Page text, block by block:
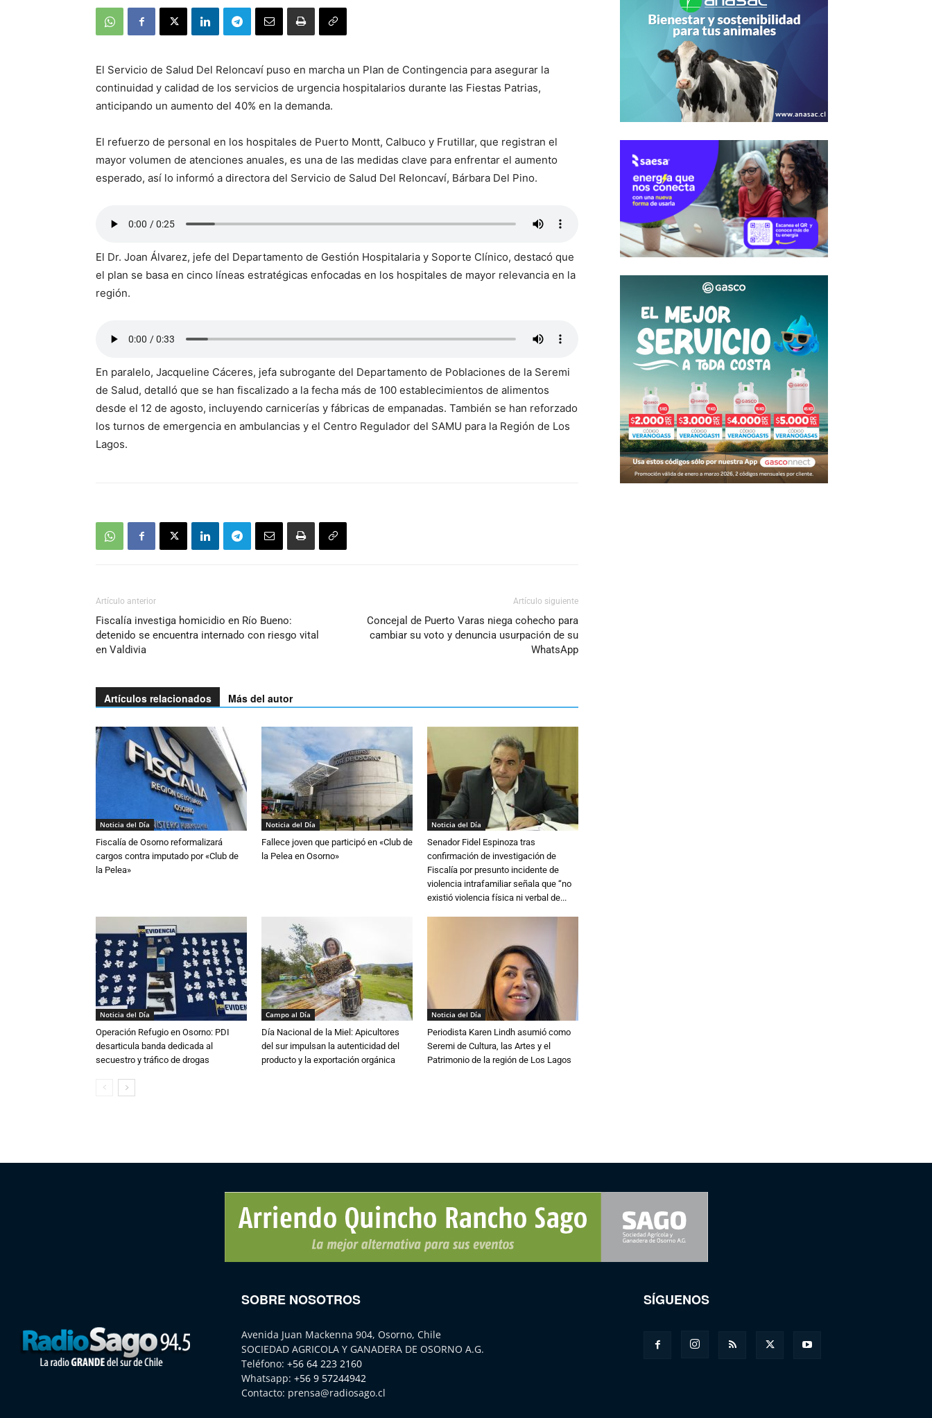
El Servicio de Salud Del Reloncaví puso en marcha un Plan de Contingencia para asegurar la
continuidad y calidad de los servicios de urgencia hospitalarios durante las Fiestas Patrias,
anticipando un aumento del 40% en la demanda.
El refuerzo de personal en los hospitales de Puerto Montt, Calbuco y Frutillar, que registran el
mayor volumen de atenciones anuales, es una de las medidas clave para enfrentar el aumento
esperado, así lo informó a directora del Servicio de Salud Del Reloncaví, Bárbara Del Pino.
El Dr. Joan Álvarez, jefe del Departamento de Gestión Hospitalaria y Soporte Clínico, destacó que
el plan se basa en cinco líneas estratégicas enfocadas en los hospitales de mayor relevancia en la
región.
En paralelo, Jacqueline Cáceres, jefa subrogante del Departamento de Poblaciones de la Seremi
de Salud, detalló que se han fiscalizado a la fecha más de 100 establecimientos de alimentos
desde el 12 de agosto, incluyendo carnicerías y fábricas de empanadas. También se han reforzado
los turnos de emergencia en ambulancias y el Centro Regulador del SAMU para la Región de Los
Lagos.
Artículo anterior
Fiscalía investiga homicidio en Río Bueno:
detenido se encuentra internado con riesgo vital
en Valdivia
Artículo siguiente
Concejal de Puerto Varas niega cohecho para
cambiar su voto y denuncia usurpación de su
WhatsApp
Artículos relacionados Más del autor
Noticia del Día
Fiscalía de Osorno reformalizará
cargos contra imputado por «Club de
la Pelea»
Noticia del Día
Fallece joven que participó en «Club de
la Pelea en Osorno»
Noticia del Día
Senador Fidel Espinoza tras
confirmación de investigación de
Fiscalía por presunto incidente de
violencia intrafamiliar señala que “no
existió violencia física ni verbal de...
Noticia del Día
Operación Refugio en Osorno: PDI
desarticula banda dedicada al
secuestro y tráfico de drogas
Campo al Día
Día Nacional de la Miel: Apicultores
del sur impulsan la autenticidad del
producto y la exportación orgánica
Noticia del Día
Periodista Karen Lindh asumió como
Seremi de Cultura, las Artes y el
Patrimonio de la región de Los Lagos
SOBRE NOSOTROS
Avenida Juan Mackenna 904, Osorno, Chile
SOCIEDAD AGRICOLA Y GANADERA DE OSORNO A.G.
Teléfono: +56 64 223 2160
Whatsapp: +56 9 57244942
Contacto: prensa@radiosago.cl
SÍGUENOS